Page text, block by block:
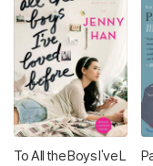
To All the Boys I've L